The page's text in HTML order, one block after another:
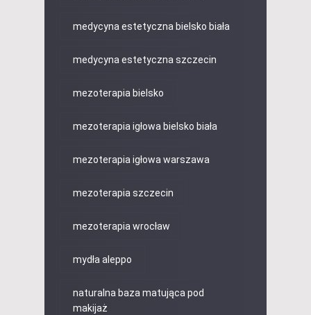
medycyna estetyczna bielsko biała
medycyna estetyczna szczecin
mezoterapia bielsko
mezoterapia igłowa bielsko biała
mezoterapia igłowa warszawa
mezoterapia szczecin
mezoterapia wrocław
mydła aleppo
naturalna baza matująca pod
makijaż